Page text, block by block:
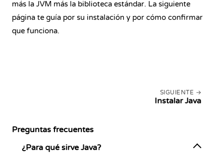
más la JVM más la biblioteca estándar. La siguiente
página te guía por su instalación y por cómo confirmar
que funciona.
SIGUIENTE
Instalar Java
Preguntas frecuentes
¿Para qué sirve Java?